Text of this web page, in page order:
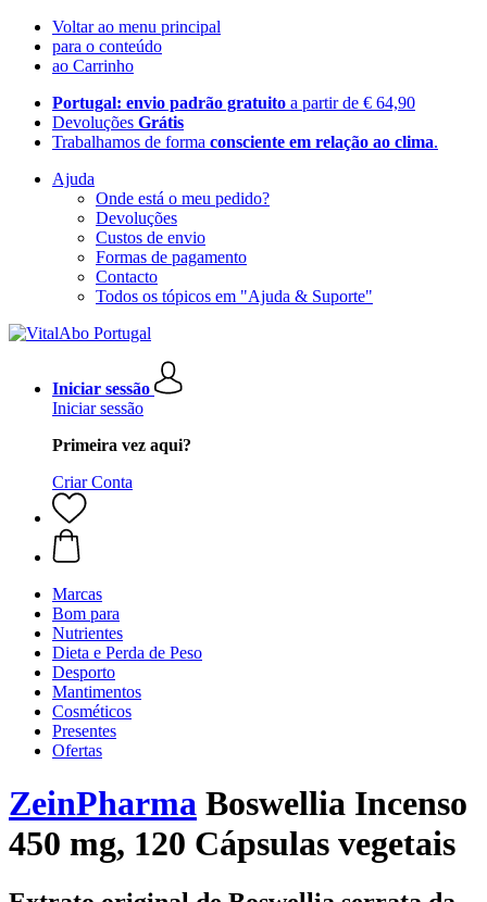
Voltar ao menu principal
para o conteúdo
ao Carrinho
Portugal: envio padrão gratuito a partir de € 64,90
Devoluções Grátis
Trabalhamos de forma consciente em relação ao clima.
Ajuda
Onde está o meu pedido?
Devoluções
Custos de envio
Formas de pagamento
Contacto
Todos os tópicos em "Ajuda & Suporte"
Iniciar sessão
Iniciar sessão
Primeira vez aqui?
Criar Conta
Marcas
Bom para
Nutrientes
Dieta e Perda de Peso
Desporto
Mantimentos
Cosméticos
Presentes
Ofertas
ZeinPharma Boswellia Incenso
450 mg, 120 Cápsulas vegetais